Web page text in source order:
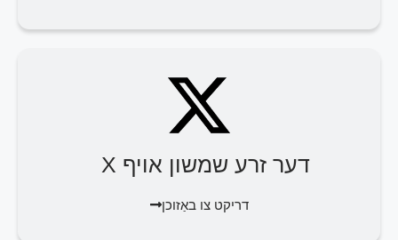
דער זרע שמשון אויף X
דריקט צו באַזוכן